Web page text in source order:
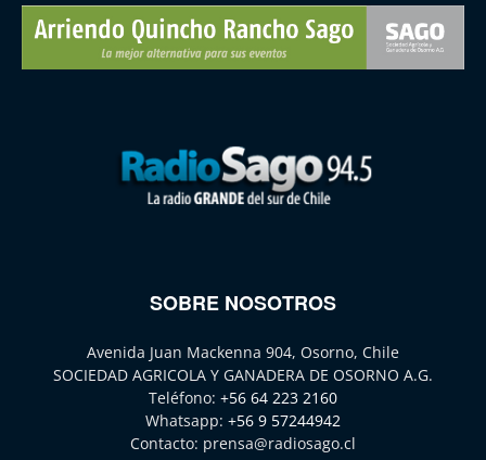
SOBRE NOSOTROS
Avenida Juan Mackenna 904, Osorno, Chile
SOCIEDAD AGRICOLA Y GANADERA DE OSORNO A.G.
Teléfono: +56 64 223 2160
Whatsapp: +56 9 57244942
Contacto: prensa@radiosago.cl